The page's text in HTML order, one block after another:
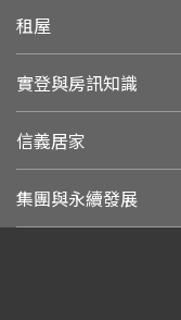
租屋
實登與房訊知識
信義居家
集團與永續發展